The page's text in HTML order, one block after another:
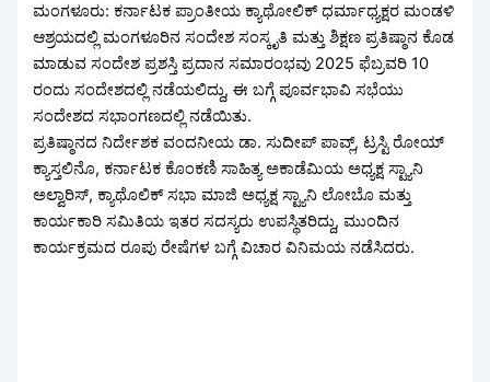
ಮಂಗಳೂರು: ಕರ್ನಾಟಕ ಪ್ರಾಂತೀಯ ಕ್ಯಾಥೋಲಿಕ್ ಧರ್ಮಾಧ್ಯಕ್ಷರ ಮಂಡಳಿ
ಆಶ್ರಯದಲ್ಲಿ ಮಂಗಳೂರಿನ ಸಂದೇಶ ಸಂಸ್ಕೃತಿ ಮತ್ತು ಶಿಕ್ಷಣ ಪ್ರತಿಷ್ಠಾನ ಕೊಡ
ಮಾಡುವ ಸಂದೇಶ ಪ್ರಶಸ್ತಿ ಪ್ರದಾನ ಸಮಾರಂಭವು 2025 ಫೆಬ್ರವರಿ 10
ರಂದು ಸಂದೇಶದಲ್ಲಿ ನಡೆಯಲಿದ್ದು, ಈ ಬಗ್ಗೆ ಪೂರ್ವಭಾವಿ ಸಭೆಯು
ಸಂದೇಶದ ಸಭಾಂಗಣದಲ್ಲಿ ನಡೆಯಿತು.
ಪ್ರತಿಷ್ಠಾನದ ನಿರ್ದೇಶಕ ವಂದನೀಯ ಡಾ. ಸುದೀಪ್ ಪಾವ್ಲ್, ಟ್ರಸ್ಟಿ ರೋಯ್
ಕ್ಯಾಸ್ತಲಿನೊ, ಕರ್ನಾಟಕ ಕೊಂಕಣಿ ಸಾಹಿತ್ಯ ಅಕಾಡೆಮಿಯ ಅಧ್ಯಕ್ಷ ಸ್ಟ್ಯಾನಿ
ಅಲ್ವಾರಿಸ್, ಕ್ಯಾಥೊಲಿಕ್ ಸಭಾ ಮಾಜಿ ಅಧ್ಯಕ್ಷ ಸ್ಟ್ಯಾನಿ ಲೋಬೊ ಮತ್ತು
ಕಾರ್ಯಕಾರಿ ಸಮಿತಿಯ ಇತರ ಸದಸ್ಯರು ಉಪಸ್ಥಿತರಿದ್ದು, ಮುಂದಿನ
ಕಾರ್ಯಕ್ರಮದ ರೂಪು ರೇಷೆಗಳ ಬಗ್ಗೆ ವಿಚಾರ ವಿನಿಮಯ ನಡೆಸಿದರು.